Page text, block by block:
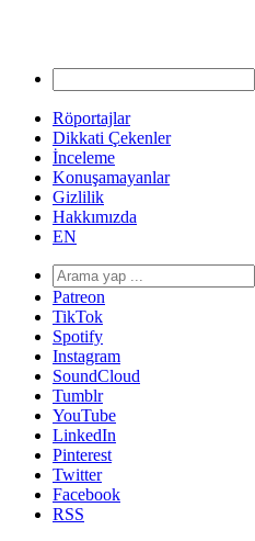
Röportajlar
Dikkati Çekenler
İnceleme
Konuşamayanlar
Gizlilik
Hakkımızda
EN
Patreon
TikTok
Spotify
Instagram
SoundCloud
Tumblr
YouTube
LinkedIn
Pinterest
Twitter
Facebook
RSS